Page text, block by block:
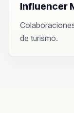
Influencer
de turismo.